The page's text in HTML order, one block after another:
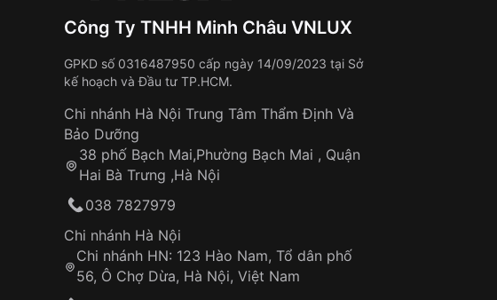
Công Ty TNHH Minh Châu VNLUX
GPKD số 0316487950 cấp ngày 14/09/2023 tại Sở
kế hoạch và Đầu tư TP.HCM.
Chi nhánh Hà Nội Trung Tâm Thẩm Định Và
Bảo Dưỡng
38 phố Bạch Mai,Phường Bạch Mai , Quận
Hai Bà Trưng ,Hà Nội
038 7827979
Chi nhánh Hà Nội
Chi nhánh HN: 123 Hào Nam, Tổ dân phố
56, Ô Chợ Dừa, Hà Nội, Việt Nam